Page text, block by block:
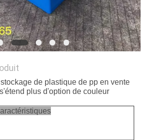
de plastique de pp en vente
plus d'option de couleur